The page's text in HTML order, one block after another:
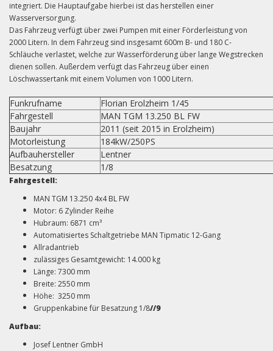
integriert. Die Hauptaufgabe hierbei ist das herstellen einer
Wasserversorgung.
Das Fahrzeug verfügt über zwei Pumpen mit einer Förderleistung von
2000 Litern. In dem Fahrzeug sind insgesamt 600m B- und 180 C-
Schläuche verlastet, welche zur Wasserförderung über lange Wegstrecken
dienen sollen. Außerdem verfügt das Fahrzeug über einen
Löschwassertank mit einem Volumen von 1000 Litern.
Funkrufname
Florian Erolzheim 1/45
Fahrgestell
MAN TGM 13.250 BL FW
Baujahr
2011 (seit 2015 in Erolzheim)
Motorleistung
184kW/250PS
Aufbauhersteller
Lentner
Besatzung
1/8
Fahrgestell:
MAN TGM 13.250 4x4 BL FW
Motor: 6 Zylinder Reihe
Hubraum: 6871 cm³
Automatisiertes Schaltgetriebe MAN Tipmatic 12-Gang
Allradantrieb
zulässiges Gesamtgewicht: 14.000 kg
Länge: 7300 mm
Breite: 2550 mm
Höhe: 3250 mm
Gruppenkabine für Besatzung 1/8//9
Aufbau:
Josef Lentner GmbH